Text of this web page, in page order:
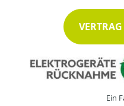
Ein